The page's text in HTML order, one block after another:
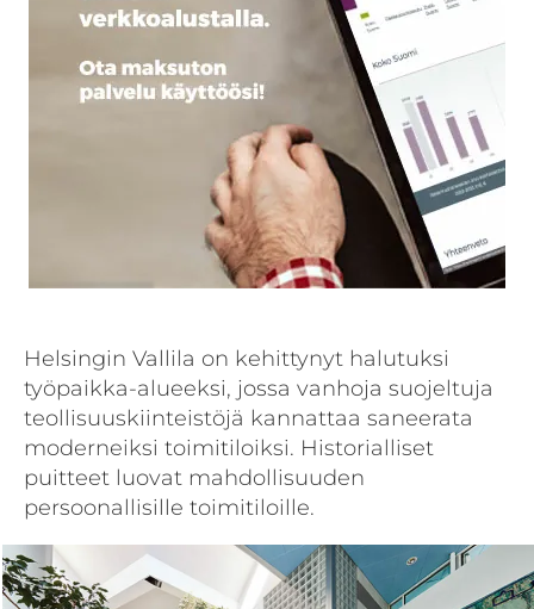
Helsingin Vallila on kehittynyt halutuksi
työpaikka-alueeksi, jossa vanhoja suojeltuja
teollisuuskiinteistöjä kannattaa saneerata
moderneiksi toimitiloiksi. Historialliset
puitteet luovat mahdollisuuden
persoonallisille toimitiloille.